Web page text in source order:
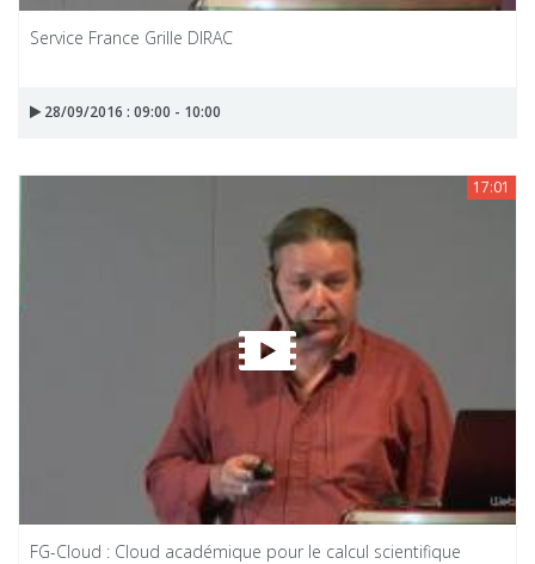
Service France Grille DIRAC
28/09/2016 : 09:00 - 10:00
17:01
FG-Cloud : Cloud académique pour le calcul scientifique